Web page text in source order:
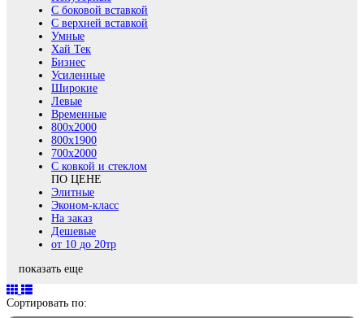
С боковой вставкой
С верхней вставкой
Умные
Хай Тек
Бизнес
Усиленные
Широкие
Левые
Временные
800х2000
800x1900
700x2000
С ковкой и стеклом
ПО ЦЕНЕ
Элитные
Эконом-класс
На заказ
Дешевые
от 10 до 20тр
показать еще
Сортировать по: